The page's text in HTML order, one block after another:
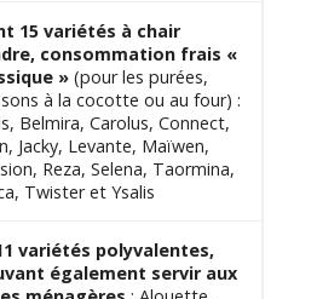
15 variétés à chair
consommation frais «
»(pour les purées,
à la cocotte ou au four) :
Belmira, Carolus, Connect,
Jacky, Levante, Maïwen,
Reza, Selena, Taormina,
Twister et Ysalis
variétés polyvalentes,
également servir aux